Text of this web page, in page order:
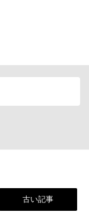
古い記事